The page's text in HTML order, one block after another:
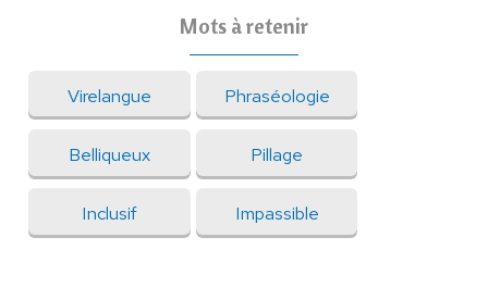
Mots à retenir
Virelangue Phraséologie
Belliqueux Pillage
Inclusif Impassible